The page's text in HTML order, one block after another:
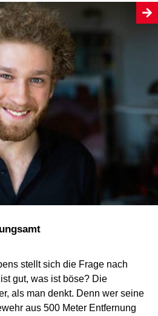
stellt sich die Frage nach
gut, was ist böse? Die
als man denkt. Denn wer seine
aus 500 Meter Entfernung